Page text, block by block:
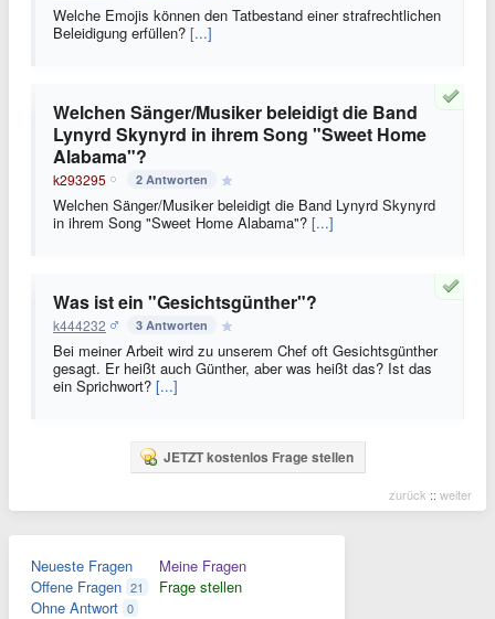
Welche Emojis können den Tatbestand einer strafrechtlichen
Beleidigung erfüllen? [...]
Welchen Sänger/Musiker beleidigt die Band
Lynyrd Skynyrd in ihrem Song "Sweet Home
Alabama"?
k293295 2 Antworten
Welchen Sänger/Musiker beleidigt die Band Lynyrd Skynyrd
in ihrem Song "Sweet Home Alabama"? [...]
Was ist ein "Gesichtsgünther"?
k444232 3 Antworten
Bei meiner Arbeit wird zu unserem Chef oft Gesichtsgünther
gesagt. Er heißt auch Günther, aber was heißt das? Ist das
ein Sprichwort? [...]
JETZT kostenlos Frage stellen
zurück :: weiter
Neueste Fragen
Offene Fragen 21
Ohne Antwort 0
Meine Fragen
Frage stellen